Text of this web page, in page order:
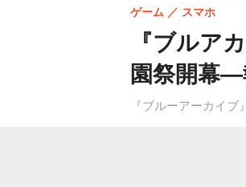
『ブルア
園祭開幕―
『ブルーアーカイ
ゲーム スマホ